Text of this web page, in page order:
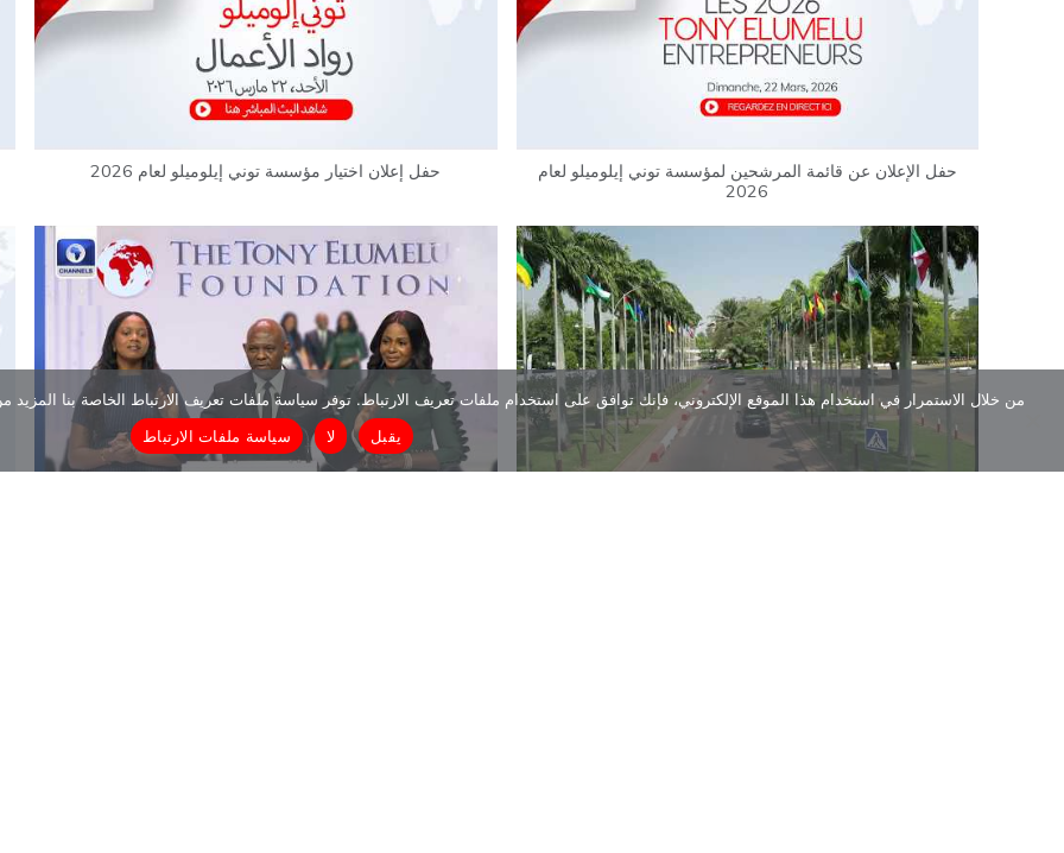
حفل إعلان اختيار مؤسسة توني إيلوميلو لعام 2026
حفل الإعلان عن قائمة المرشحين لمؤسسة توني إيلوميلو لعام
2026
من خلال الاستمرار في استخدام هذا الموقع الإلكتروني، فإنك توافق على استخدام ملفات تعريف الارتباط. توفر سياسة ملفات تعريف الارتباط الخاصة بنا
يقبل
لا سياسة ملفات الارتباط